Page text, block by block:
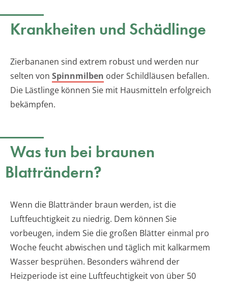
Krankheiten und Schädlinge
Zierbananen sind extrem robust und werden nur
selten von Spinnmilben oder Schildläusen befallen.
Die Lästlinge können Sie mit Hausmitteln erfolgreich
bekämpfen.
Was tun bei braunen
Blatträndern?
Wenn die Blattränder braun werden, ist die
Luftfeuchtigkeit zu niedrig. Dem können Sie
vorbeugen, indem Sie die großen Blätter einmal pro
Woche feucht abwischen und täglich mit kalkarmem
Wasser besprühen. Besonders während der
Heizperiode ist eine Luftfeuchtigkeit von über 50